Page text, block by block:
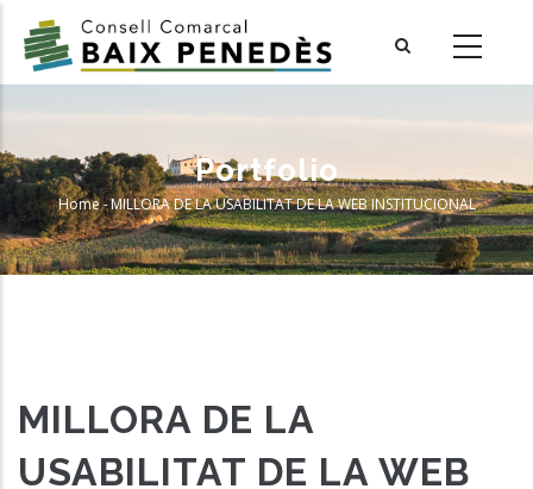
main
Portfolio
Breadcrumb
Home-MILLORA DE LA USABILITAT DE LA WEB INSTITUCIONAL
MILLORA DE LA
USABILITAT DE LA WEB